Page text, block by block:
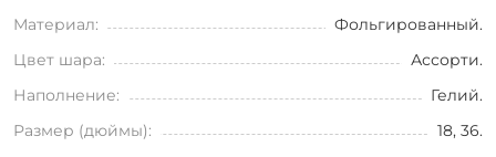
Материал:
Фольгированный.
Цвет шара:
Ассорти.
Наполнение:
Гелий.
Размер (дюймы):
18, 36.